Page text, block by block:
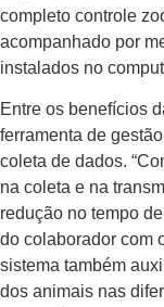
completo controle
acompanhado por
instalados no
Entre os benefícios
ferramenta de
coleta de dados.
na coleta e na
redução no tempo
do colaborador com
sistema também
dos animais nas